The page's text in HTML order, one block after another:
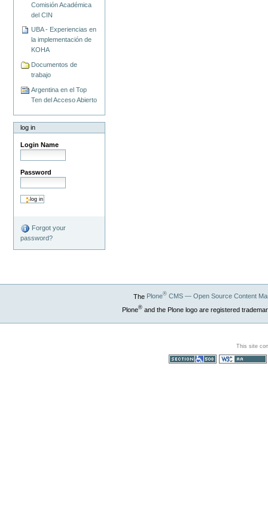
Comisión Académica
del CIN
UBA - Experiencias en
la implementación de
KOHA
Documentos de
trabajo
Argentina en el Top
Ten del Acceso Abierto
log in
Login Name
Password
Forgot your
password?
The Plone®CMS — Open Source Content
Plone®and the Plone logo are registered
This site